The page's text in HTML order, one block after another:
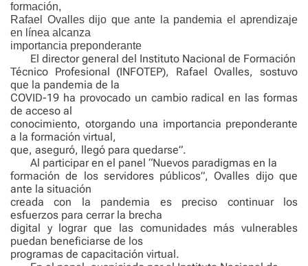
formación,
Rafael Ovalles dijo que ante la pandemia el aprendizaje
en línea alcanza
importancia preponderante
El director general del Instituto Nacional de Formación
Técnico Profesional (INFOTEP), Rafael Ovalles, sostuvo
que la pandemia de la
COVID-19 ha provocado un cambio radical en las formas
de acceso al
conocimiento, otorgando una importancia preponderante
a la formación virtual,
que, aseguró, llegó para quedarse”.
Al participar en el panel “Nuevos paradigmas en la
formación de los servidores públicos”, Ovalles dijo que
ante la situación
creada con la pandemia es preciso continuar los
esfuerzos para cerrar la brecha
digital y lograr que las comunidades más vulnerables
puedan beneficiarse de los
programas de capacitación virtual.